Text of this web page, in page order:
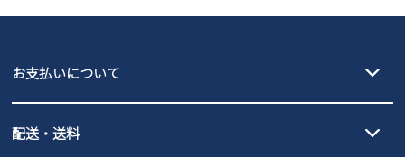
GAP
瞬足
お支払いについて
PayPay（オンライン決済）、代金引換のご利用が可能です。
配送・送料